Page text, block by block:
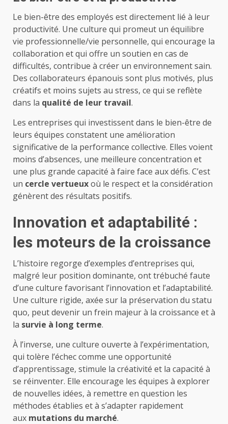
Le bien-être des employés est directement lié à leur
productivité. Une culture qui promeut un équilibre
vie professionnelle/vie personnelle, qui encourage la
collaboration et qui offre un soutien en cas de
difficultés, contribue à créer un environnement sain.
Des collaborateurs épanouis sont plus motivés, plus
créatifs et moins sujets au stress, ce qui se reflète
dans la qualité de leur travail.
Les entreprises qui investissent dans le bien-être de
leurs équipes constatent une amélioration
significative de la performance collective. Elles voient
moins d’absences, une meilleure concentration et
une plus grande capacité à faire face aux défis. C’est
un cercle vertueuxoù le respect et la considération
génèrent des résultats positifs.
Innovation et adaptabilité :
les moteurs de la croissance
L’histoire regorge d’exemples d’entreprises qui,
malgré leur position dominante, ont trébuché faute
d’une culture favorisant l’innovation et l’adaptabilité.
Une culture rigide, axée sur la préservation du statu
quo, peut devenir un frein majeur à la croissance et à
la survie à long terme.
À l’inverse, une culture ouverte à l’expérimentation,
qui tolère l’échec comme une opportunité
d’apprentissage, stimule la créativité et la capacité à
se réinventer. Elle encourage les équipes à explorer
de nouvelles idées, à remettre en question les
méthodes établies et à s’adapter rapidement
aux mutations du marché.